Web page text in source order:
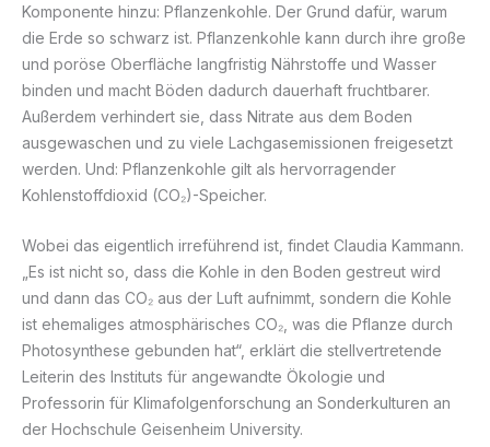
Komponente hinzu: Pflanzenkohle. Der Grund dafür, warum
die Erde so schwarz ist. Pflanzenkohle kann durch ihre große
und poröse Oberfläche langfristig Nährstoffe und Wasser
binden und macht Böden dadurch dauerhaft fruchtbarer.
Außerdem verhindert sie, dass Nitrate aus dem Boden
ausgewaschen und zu viele Lachgasemissionen freigesetzt
werden. Und: Pflanzenkohle gilt als hervorragender
Kohlenstoffdioxid (CO₂)-Speicher.
Wobei das eigentlich irreführend ist, findet Claudia Kammann.
„Es ist nicht so, dass die Kohle in den Boden gestreut wird
und dann das CO₂ aus der Luft aufnimmt, sondern die Kohle
ist ehemaliges atmosphärisches CO₂, was die Pflanze durch
Photosynthese gebunden hat“, erklärt die stellvertretende
Leiterin des Instituts für angewandte Ökologie und
Professorin für Klimafolgenforschung an Sonderkulturen an
der Hochschule Geisenheim University.